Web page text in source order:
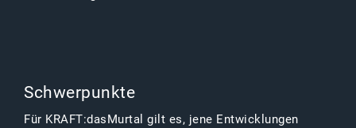
Schwerpunkte
Für KRAFT:dasMurtal gilt es, jene Entwicklungen